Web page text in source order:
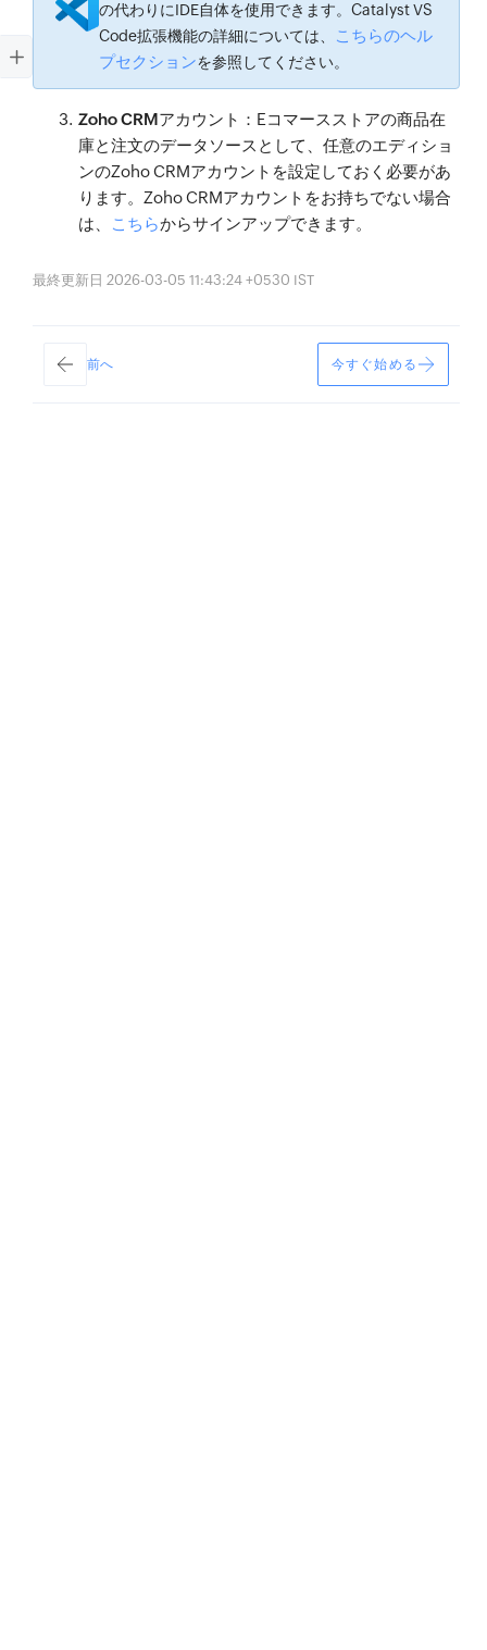
の代わりにIDE自体を使用できます。Catalyst VS
Code拡張機能の詳細については、
こちらのヘル
プセクションを参照してください。
Zoho CRMアカウント ：Eコマースストアの商品在
庫と注文のデータソースとして、任意のエディショ
ンのZoho CRMアカウントを設定しておく必要があ
ります。Zoho CRMアカウントをお持ちでない場合
は、
こちらからサインアップできます。
最終更新日 2026-03-05 11:43:24 +0530 IST
前へ 今すぐ始める